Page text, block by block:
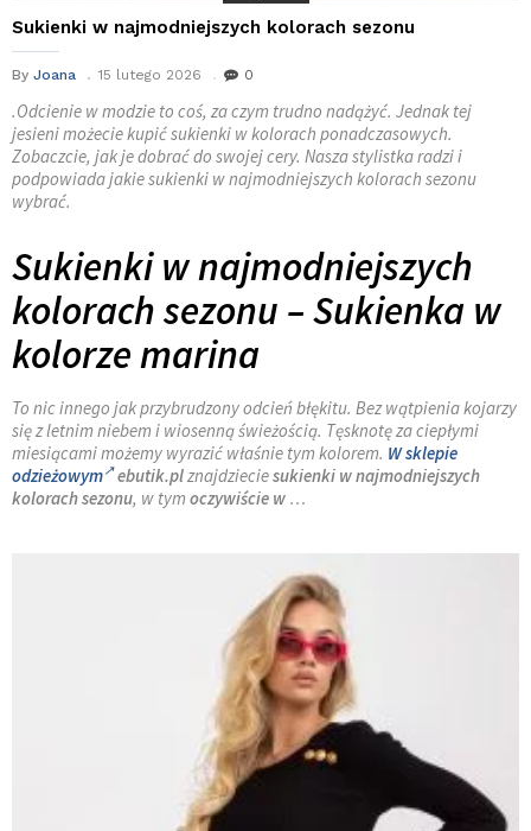
Sukienki w najmodniejszych kolorach sezonu
By Joana 15 lutego 2026 0
.Odcienie w modzie to coś, za czym trudno nadążyć. Jednak tej
jesieni możecie kupić sukienki w kolorach ponadczasowych.
Zobaczcie, jak je dobrać do swojej cery. Nasza stylistka radzi i
podpowiada jakie sukienki w najmodniejszych kolorach sezonu
wybrać.
Sukienki w najmodniejszych
kolorach sezonu – Sukienka w
kolorze marina
To nic innego jak przybrudzony odcień błękitu. Bez wątpienia kojarzy
się z letnim niebem i wiosenną świeżością. Tęsknotę za ciepłymi
miesiącami możemy wyrazić właśnie tym kolorem. W sklepie
odzieżowym ebutik.plznajdzieciesukienki w najmodniejszych
kolorach sezonu, w tym oczywiście w …